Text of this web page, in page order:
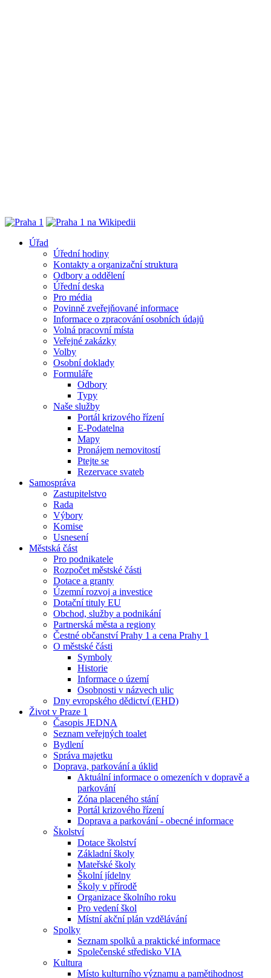
Úřad
Úřední hodiny
Kontakty a organizační struktura
Odbory a oddělení
Úřední deska
Pro média
Povinně zveřejňované informace
Informace o zpracování osobních údajů
Volná pracovní místa
Veřejné zakázky
Volby
Osobní doklady
Formuláře
Odbory
Typy
Naše služby
Portál krizového řízení
E-Podatelna
Mapy
Pronájem nemovitostí
Ptejte se
Rezervace svateb
Samospráva
Zastupitelstvo
Rada
Výbory
Komise
Usnesení
Městská část
Pro podnikatele
Rozpočet městské části
Dotace a granty
Územní rozvoj a investice
Dotační tituly EU
Obchod, služby a podnikání
Partnerská města a regiony
Čestné občanství Prahy 1 a cena Prahy 1
O městské části
Symboly
Historie
Informace o území
Osobnosti v názvech ulic
Dny evropského dědictví (EHD)
Život v Praze 1
Časopis JEDNA
Seznam veřejných toalet
Bydlení
Správa majetku
Doprava, parkování a úklid
Aktuální informace o omezeních v dopravě a
parkování
Zóna placeného stání
Portál krizového řízení
Doprava a parkování - obecné informace
Školství
Dotace školství
Základní školy
Mateřské školy
Školní jídelny
Školy v přírodě
Organizace školního roku
Pro vedení škol
Místní akční plán vzdělávání
Spolky
Seznam spolků a praktické informace
Společenské středisko VIA
Kultura
Místo kulturního významu a pamětihodnost